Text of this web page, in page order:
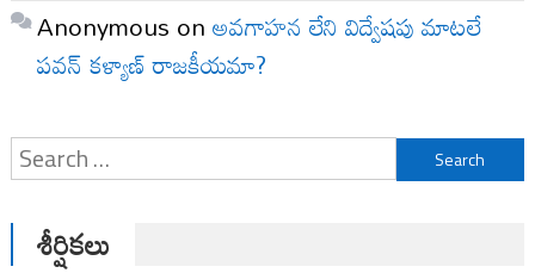
Anonymous onఅవగాహన లేని విద్వేషపు మాటలే
పవన్ కళ్యాణ్ రాజకీయమా?
Search
for:
శీర్షికలు